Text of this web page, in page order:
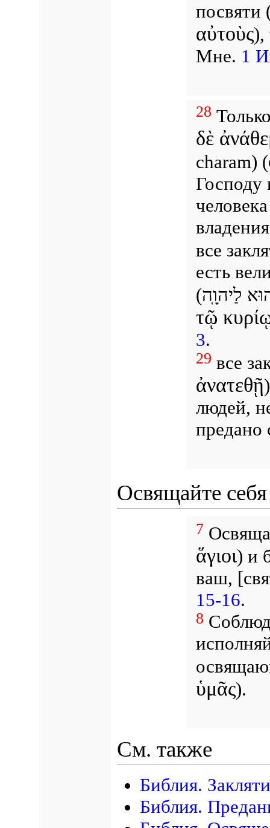
посвяти
αὐτοὺς),
Мне. 1
28
δὲ
charam) (
Господу
все
есть
(לַיהוָֽה
τῷ
3.
29 все
ἀνατεθῇ
людей,
Освящайте
7
ἅγιοι) и
ваш,
15-16.
8
ὑμᾶς).
См. также
Библия.
Библия.